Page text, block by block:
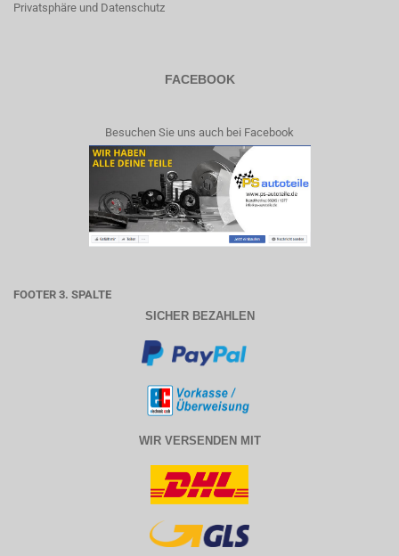
Privatsphäre und Datenschutz
FACEBOOK
Besuchen Sie uns auch bei Facebook
FOOTER 3. SPALTE
SICHER BEZAHLEN
WIR VERSENDEN MIT